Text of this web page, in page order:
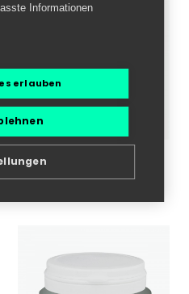
Informationen
erlauben
Ventilpflegelösung